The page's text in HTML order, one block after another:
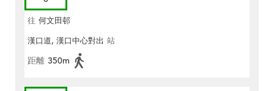
往 何文田邨
漢口道, 漢口中心對出 站
距離 350m